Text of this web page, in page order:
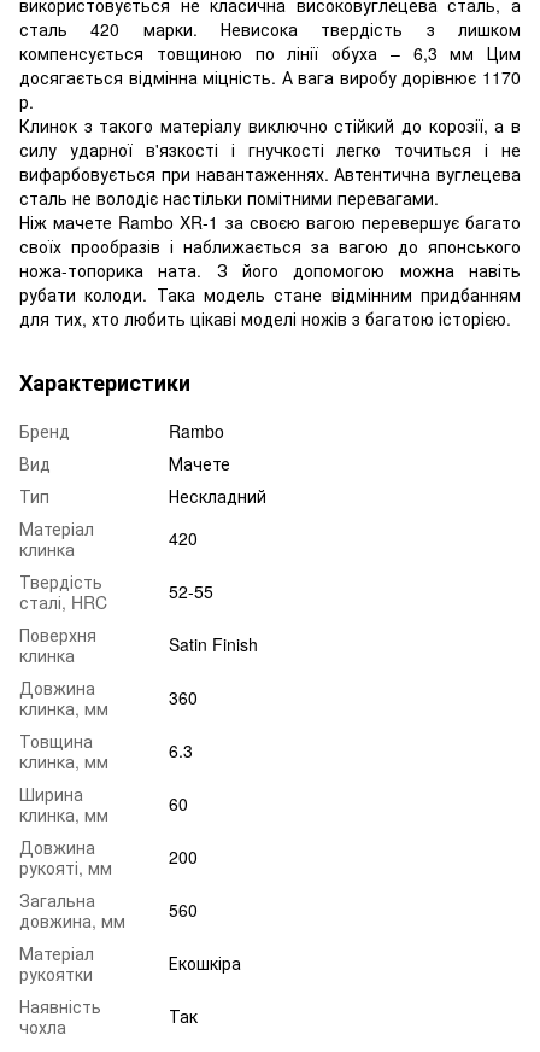
сталь 420 марки. Невисока твердість з лишком
компенсується товщиною по лінії обуха – 6,3 мм Цим
досягається відмінна міцність. А вага виробу дорівнює 1170
р.
Клинок з такого матеріалу виключно стійкий до корозії, а в
силу ударної в'язкості і гнучкості легко точиться і не
вифарбовується при навантаженнях. Автентична вуглецева
сталь не володіє настільки помітними перевагами.
Ніж мачете Rambo XR-1 за своєю вагою перевершує багато
своїх прообразів і наближається за вагою до японського
ножа-топорика ната. З його допомогою можна навіть
рубати колоди. Така модель стане відмінним придбанням
для тих, хто любить цікаві моделі ножів з багатою історією.
Характеристики
Бренд
Rambo
Вид
Мачете
Тип
Нескладний
Матеріал
клинка
420
Твердість
сталі, HRC
52-55
Поверхня
клинка
Satin Finish
Довжина
клинка, мм
360
Товщина
клинка, мм
6.3
Ширина
клинка, мм
60
Довжина
рукояті, мм
200
Загальна
довжина, мм
560
Матеріал
рукоятки
Екошкіра
Наявність
чохла
Так